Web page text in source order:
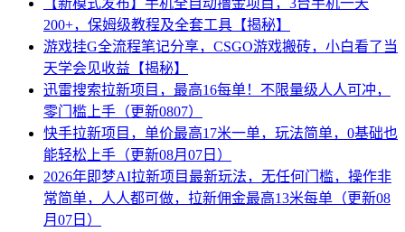
【新模式发布】手机全自动撸金项目，3台手机一天
200+，保姆级教程及全套工具【揭秘】
游戏挂G全流程笔记分享，CSGO游戏搬砖，小白看了当
天学会见收益【揭秘】
迅雷搜索拉新项目，最高16每单！不限量级人人可冲，
零门槛上手（更新0807）
快手拉新项目，单价最高17米一单，玩法简单，0基础也
能轻松上手（更新08月07日）
2026年即梦AI拉新项目最新玩法，无任何门槛，操作非
常简单，人人都可做，拉新佣金最高13米每单（更新08
月07日）